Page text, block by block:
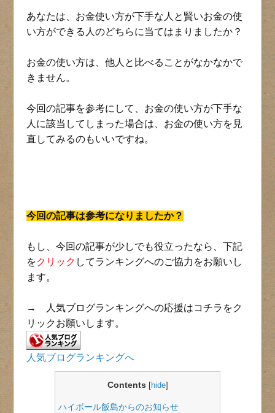
あなたは、お金使い方が下手な人と賢いお金の使
い方ができる人のどちらに当てはまりましたか？
お金の使い方は、他人と比べることがなかなかで
きません。
今回の記事を参考にして、お金の使い方が下手な
人に該当してしまった場合は、お金の使い方を見
直してみるのもいいですね。
今回の記事は参考になりましたか？
もし、今回の記事が少しでも役立ったなら、下記
をクリック してランキングへのご協力をお願いし
ます。
→ 人気ブログランキングへの応援はコチラをク
リックお願いします。
人気ブログランキングへ
Contents hide]
ハイボール飯島からのお知らせ